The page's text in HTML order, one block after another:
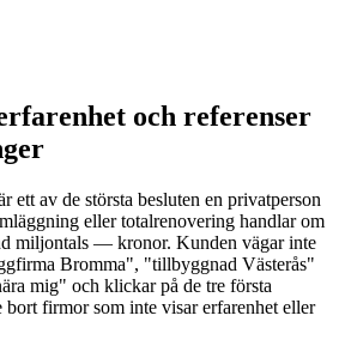
och referenser
ett av de största besluten en privatperson
eller totalrenovering handlar om
miljontals — kronor. Kunden vägar inte
Bromma", "tillbyggnad Västerås"
mig" och klickar på de tre första
bort firmor som inte visar erfarenhet eller